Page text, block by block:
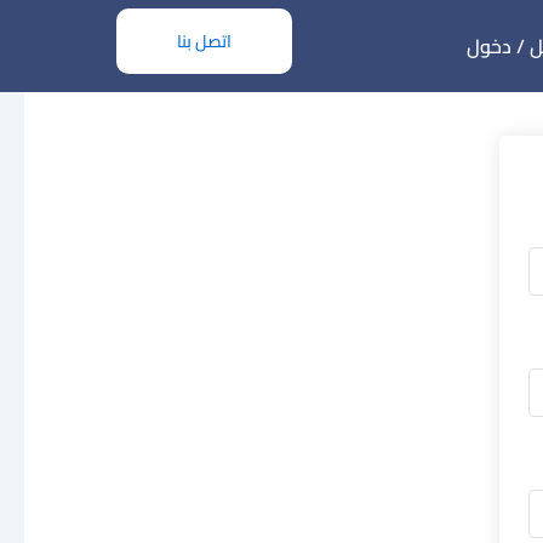
/ دخول اتصل بنا